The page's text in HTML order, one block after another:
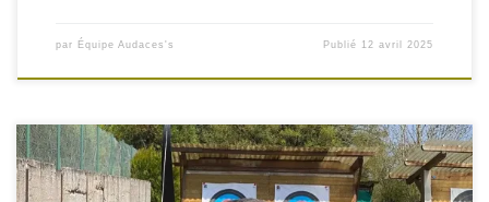
par Équipe Audaces's Publié 12 avril 2025